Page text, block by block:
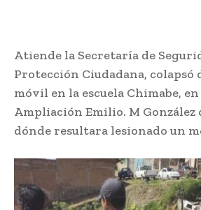
Atiende la Secretaría de
Protección Ciudadana, colapsó
móvil en la escuela Chimabe,
Ampliación Emilio. M González
dónde resultara lesionado un